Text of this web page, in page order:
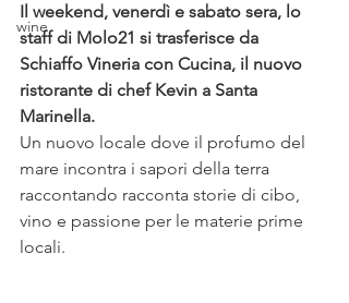
wine
Il weekend, venerdì e sabato sera, lo
staff di Molo21 si trasferisce da
Schiaffo Vineria con Cucina, il nuovo
ristorante di chef Kevin a Santa
Marinella.
Un nuovo locale dove il profumo del
mare incontra i sapori della terra
raccontando racconta storie di cibo,
vino e passione per le materie prime
locali.